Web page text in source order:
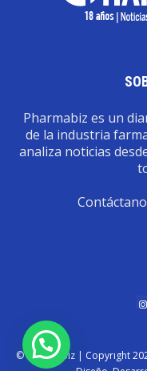
Pharmabiz es un
de la industria
analiza noticias
© Pharmabiz | Copyrıght